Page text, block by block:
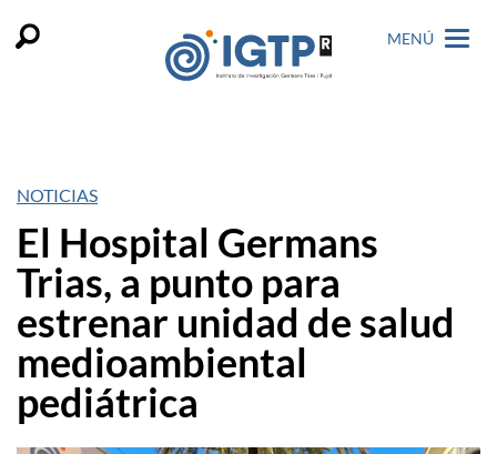
MENÚ
NOTICIAS
El Hospital Germans
Trias, a punto para
estrenar unidad de salud
medioambiental
pediátrica